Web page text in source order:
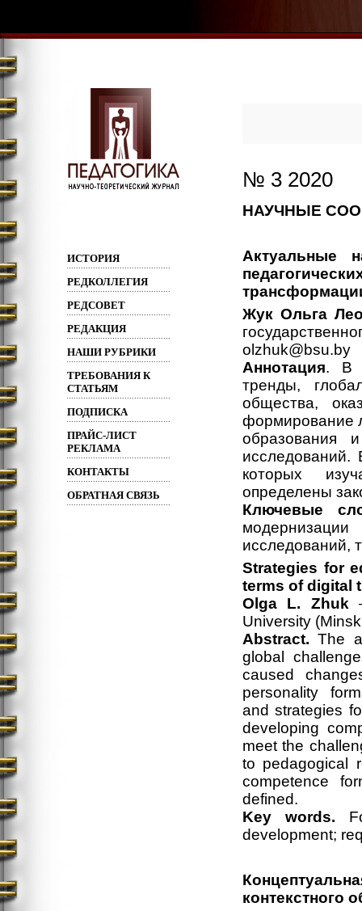
ИСТОРИЯ
РЕДКОЛЛЕГИЯ
РЕДСОВЕТ
РЕДАКЦИЯ
НАШИ РУБРИКИ
ТРЕБОВАНИЯ К
СТАТЬЯМ
ПОДПИСКА
ПРАЙС-ЛИСТ
РЕКЛАМА
КОНТАКТЫ
ОБРАТНАЯ СВЯЗЬ
№ 3 2020
НАУЧНЫЕ
Актуальные
Жук Ольга
olzhuk@bsu.by
Аннотация. В
тренды,
общества,
формирование
образования
которых
определены
Ключевые
модернизации
исследований,
Strategies for
terms of digital
Olga L. Zhuk
University
Abstract.The
global
caused
personality
and strategies
developing
meet the
to pedagogical
competence
defined.
Key words.
development;
контекстного